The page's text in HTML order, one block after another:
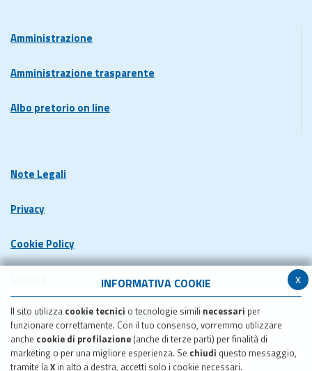
x
INFORMATIVA COOKIE
Il sito utilizza cookie tecnici o tecnologie simili necessari per
funzionare correttamente. Con il tuo consenso, vorremmo utilizzare
anche cookie di profilazione (anche di terze parti) per finalità di
marketing o per una migliore esperienza. Se chiudi questo messaggio,
tramite laX in alto a destra, accetti solo i cookie necessari.
Amministrazione
Amministrazione trasparente
Albo pretorio on line
Note Legali
Privacy
Cookie Policy
Dichiarazione di accessibilita'
Meccanismo di feedback